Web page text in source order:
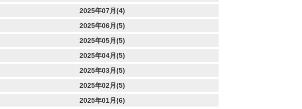
2025年07月(4)
2025年06月(5)
2025年05月(5)
2025年04月(5)
2025年03月(5)
2025年02月(5)
2025年01月(6)